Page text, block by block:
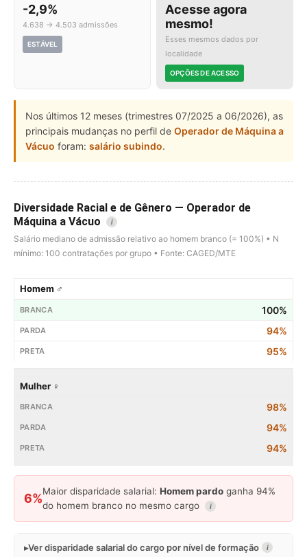
-2,9%
4.638 → 4.503 admissões
ESTÁVEL
Acesse agora
mesmo!
Esses mesmos dados por
localidade
OPÇÕES DE ACESSO
Nos últimos 12 meses (trimestres 07/2025 a 06/2026), as
principais mudanças no perfil de Operador de Máquina a
Vácuo foram: salário subindo.
Diversidade Racial e de Gênero — Operador de
Máquina a Vácuo
i
Salário mediano de admissão relativo ao homem branco (= 100%) • N
mínimo: 100 contratações por grupo • Fonte: CAGED/MTE
Homem ♂
100%
94%
95%
Mulher ♀
98%
94%
94%
6%
Maior disparidade salarial: Homem pardo ganha 94%
do homem branco no mesmo cargo
i
Ver disparidade salarial do cargo por nível de formação i